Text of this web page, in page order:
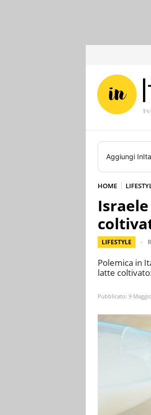
Aggiungi
HOME
LIFESTYLE
Polemica in
latte
Pubblicato: 9